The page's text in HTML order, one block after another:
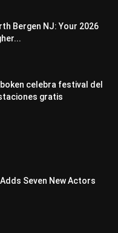
Bergen NJ: Your 2026
celebra festival del
gratis
Adds Seven New Actors